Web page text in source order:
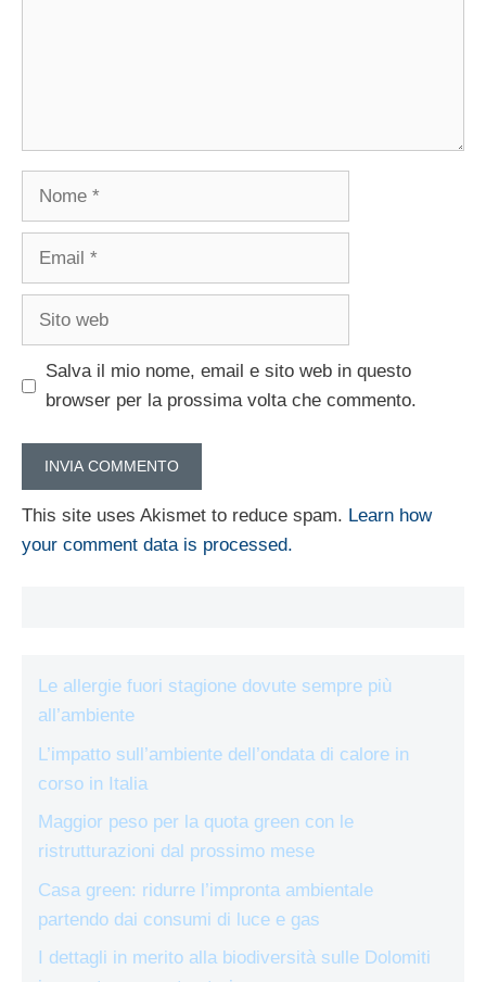
Nome
Email
Sito
Salva il mio nome, email e sito web in questo
browser per la prossima volta che commento.
This site uses Akismet to reduce spam. Learn how
your comment data is processed.
Le allergie fuori stagione dovute sempre più
all’ambiente
L’impatto sull’ambiente dell’ondata di calore in
corso in Italia
Maggior peso per la quota green con le
ristrutturazioni dal prossimo mese
Casa green: ridurre l’impronta ambientale
partendo dai consumi di luce e gas
I dettagli in merito alla biodiversità sulle Dolomiti